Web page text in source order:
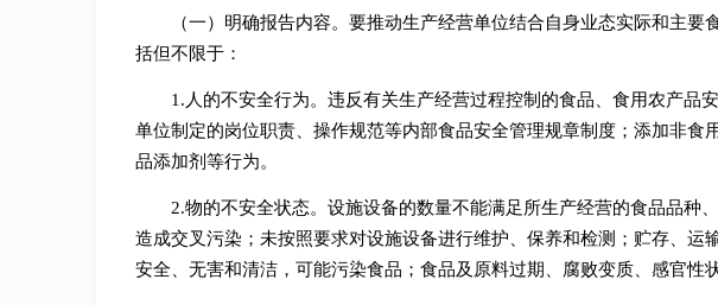
（一）明确报告内容。要推动生产经营单位结合自身业态实际和主
括但不限于：
1.人的不安全行为。违反有关生产经营过程控制的食品、食用农产品
单位制定的岗位职责、操作规范等内部食品安全管理规章制度；添加非食
品添加剂等行为。
2.物的不安全状态。设施设备的数量不能满足所生产经营的食品品种
造成交叉污染；未按照要求对设施设备进行维护、保养和检测；贮存、运
安全、无害和清洁，可能污染食品；食品及原料过期、腐败变质、感官性